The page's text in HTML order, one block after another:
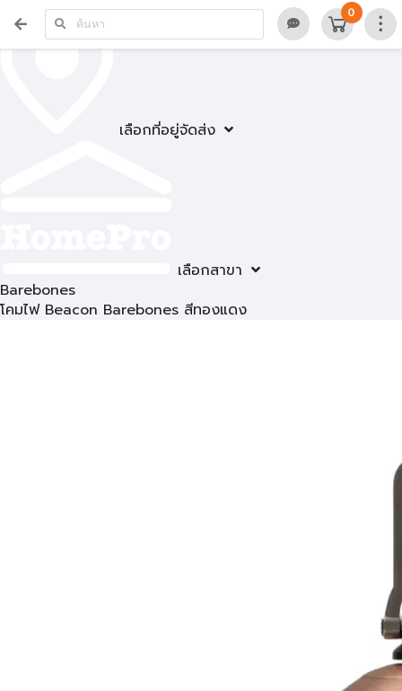
เลือกที่อยู่จัดส่ง
เลือกสาขา
0
Barebones
โคมไฟ Beacon Barebones สีทองแดง